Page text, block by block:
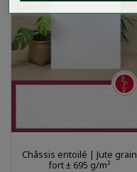
Châssis entoilé | Jute grain
fort ± 695 g/m²